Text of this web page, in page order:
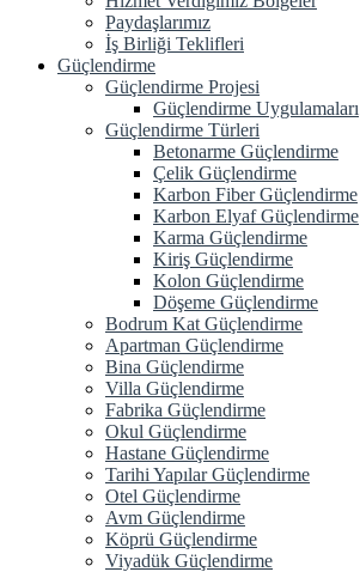
Paydaşlarımız
İş Birliği Teklifleri
Güçlendirme
Güçlendirme Projesi
Güçlendirme Uygulamaları
Güçlendirme Türleri
Betonarme Güçlendirme
Çelik Güçlendirme
Karbon Fiber Güçlendirme
Karbon Elyaf Güçlendirme
Karma Güçlendirme
Kiriş Güçlendirme
Kolon Güçlendirme
Döşeme Güçlendirme
Bodrum Kat Güçlendirme
Apartman Güçlendirme
Bina Güçlendirme
Villa Güçlendirme
Fabrika Güçlendirme
Okul Güçlendirme
Hastane Güçlendirme
Tarihi Yapılar Güçlendirme
Otel Güçlendirme
Avm Güçlendirme
Köprü Güçlendirme
Viyadük Güçlendirme